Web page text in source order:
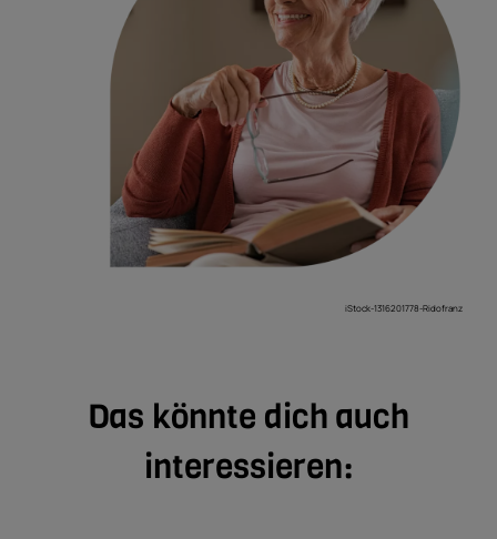
iStock-1316201778-Ridofranz
Das könnte dich auch
interessieren: